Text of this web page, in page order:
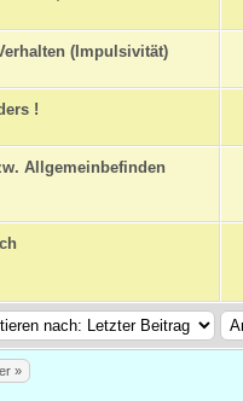
(Impulsivität)
!
Allgemeinbefinden
»